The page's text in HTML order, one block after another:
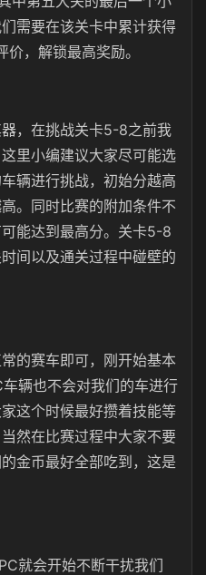
需要在该关卡中累计获得
，解锁最高奖励。
，在挑战关卡5-8之前我
里小编建议大家尽可能选
辆进行挑战，初始分越高
。同时比赛的附加条件不
能达到最高分。关卡5-8
间以及通关过程中碰壁的
的赛车即可，刚开始基本
辆也不会对我们的车进行
这个时候最好攒着技能等
然在比赛过程中大家不要
金币最好全部吃到，这是
就会开始不断干扰我们